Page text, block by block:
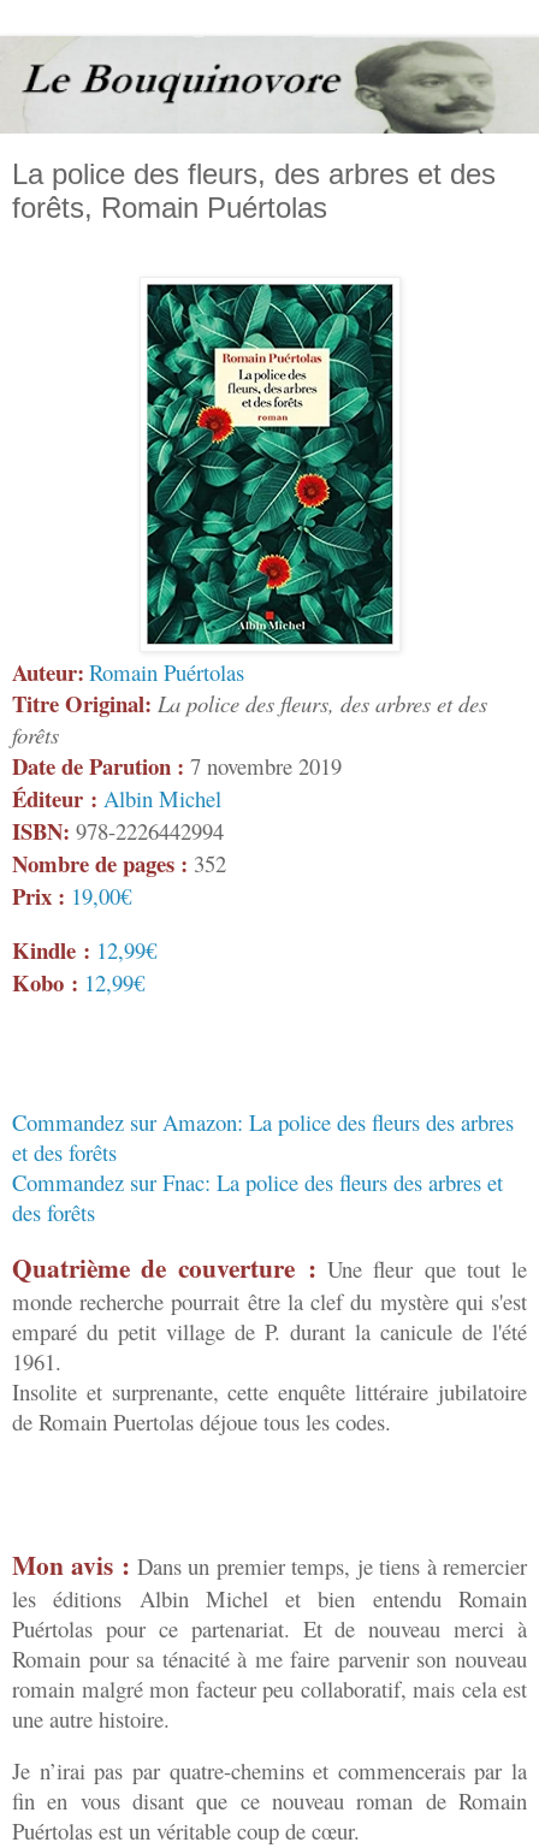
La police des fleurs, des arbres et des
forêts, Romain Puértolas
Auteur: Romain Puértolas
Titre Original: La police des fleurs, des arbres et des
forêts
Date de Parution : 7 novembre 2019
Éditeur : Albin Michel
ISBN: 978-2226442994
Nombre de pages : 352
Prix : 19,00€
Kindle : 12,99€
Kobo : 12,99€
Commandez sur Amazon: La police des fleurs des arbres
et des forêts
Commandez sur Fnac: La police des fleurs des arbres et
des forêts
Quatrième de couverture : Une fleur que tout le
monde recherche pourrait être la clef du mystère qui s'est
emparé du petit village de P. durant la canicule de l'été
1961.
Insolite et surprenante, cette enquête littéraire jubilatoire
de Romain Puertolas déjoue tous les codes.
Mon avis : Dans un premier temps, je tiens à remercier
les éditions Albin Michel et bien entendu Romain
Puértolas pour ce partenariat. Et de nouveau merci à
Romain pour sa ténacité à me faire parvenir son nouveau
romain malgré mon facteur peu collaboratif, mais cela est
une autre histoire.
Je n’irai pas par quatre-chemins et commencerais par la
fin en vous disant que ce nouveau roman de Romain
Puértolas est un véritable coup de cœur.